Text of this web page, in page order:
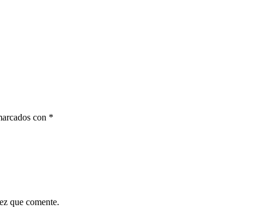
con *
que comente.